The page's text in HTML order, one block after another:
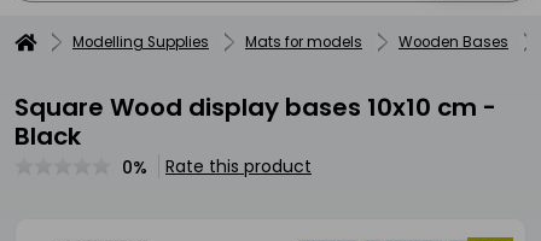
Modelling Supplies Mats for models Wooden Bases
Square Wood display bases 10x10 cm -
Black
0% Rate this product